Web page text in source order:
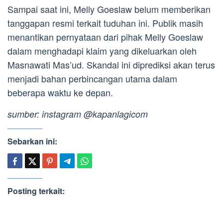
Sampai saat ini, Melly Goeslaw belum memberikan
tanggapan resmi terkait tuduhan ini. Publik masih
menantikan pernyataan dari pihak Melly Goeslaw
dalam menghadapi klaim yang dikeluarkan oleh
Masnawati Mas’ud. Skandal ini diprediksi akan terus
menjadi bahan perbincangan utama dalam
beberapa waktu ke depan.
sumber: instagram @kapanlagicom
Sebarkan ini:
Posting terkait: